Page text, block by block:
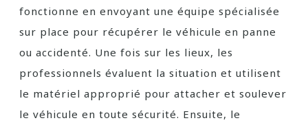
fonctionne en envoyant une équipe spécialisée
sur place pour récupérer le véhicule en panne
ou accidenté. Une fois sur les lieux, les
professionnels évaluent la situation et utilisent
le matériel approprié pour attacher et soulever
le véhicule en toute sécurité. Ensuite, le